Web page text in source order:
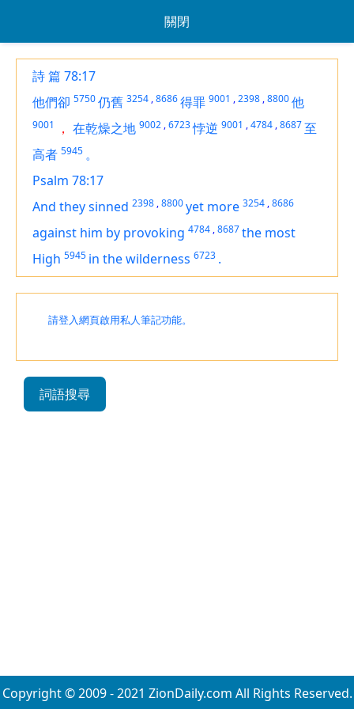
關閉
詩 篇 78:17
他們卻 5750仍舊 3254 ,8686得罪 9001 ,2398 ,8800他
9001 ， 在乾燥之地 9002 ,6723悖逆 9001 ,4784 ,8687至
高者 5945 。
Psalm 78:17
And they sinned 2398 ,8800yet more 3254 ,8686
against him by provoking 4784 ,8687the most
High 5945 in the wilderness 6723 .
請登入網頁啟用私人筆記功能。
詞語搜尋
Copyright © 2009 - 2021 ZionDaily.com All Rights Reserved.